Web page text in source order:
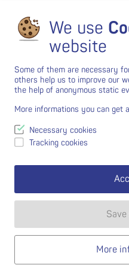
We use
website
Some of them are necessary
others help us to improve our
the help of anonymous static
More informations you can get
Necessary cookies
Tracking cookies
More